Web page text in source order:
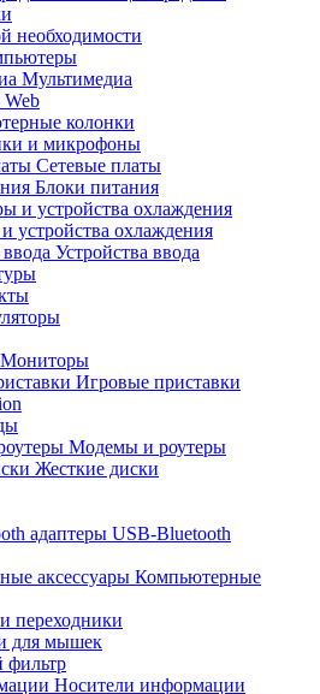
необходимости
Мультимедиа
колонки
и микрофоны
Сетевые платы
Блоки питания
устройства охлаждения
Устройства ввода
Мониторы
Игровые приставки
Модемы и роутеры
Жесткие диски
USB-Bluetooth
Компьютерные
переходники
для мышек
фильтр
Носители информации